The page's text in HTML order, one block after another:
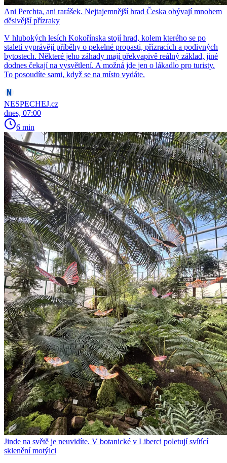
Ani Perchta, ani rarášek. Nejtajemnější hrad Česka obývají mnohem
děsivější přízraky
V hlubokých lesích Kokořínska stojí hrad, kolem kterého se po
staletí vyprávějí příběhy o pekelné propasti, přízracích a podivných
bytostech. Některé jeho záhady mají překvapivě reálný základ, jiné
dodnes čekají na vysvětlení. A možná jde jen o lákadlo pro turisty.
To posoudíte sami, když se na místo vydáte.
NESPECHEJ.cz
dnes, 07:00
6 min
Jinde na světě je neuvidíte. V botanické v Liberci poletují svítící
sklenění motýlci